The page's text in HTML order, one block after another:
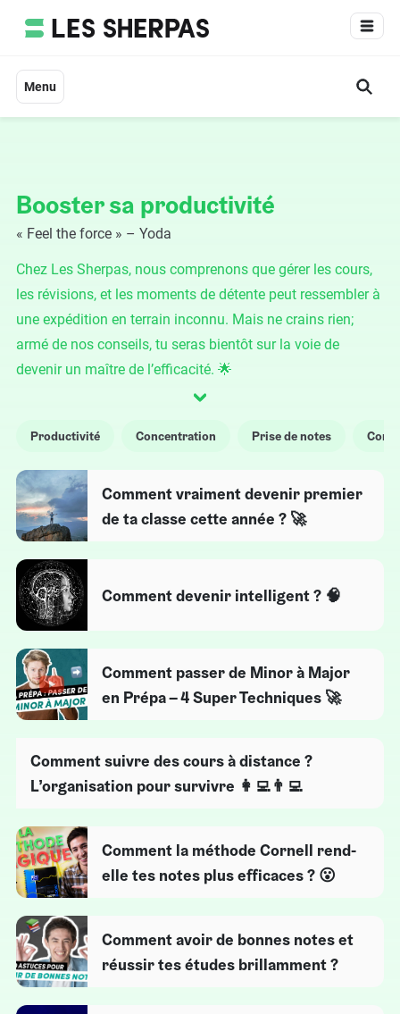
Menu
Booster sa productivité
« Feel the force » – Yoda
Chez Les Sherpas, nous comprenons que gérer les cours,
les révisions, et les moments de détente peut ressembler à
une expédition en terrain inconnu. Mais ne crains rien;
armé de nos conseils, tu seras bientôt sur la voie de
devenir un maître de l’efficacité. 🌟
Productivité Concentration Prise de notes
Comment vraiment devenir premier
de ta classe cette année ? 🚀
Comment devenir intelligent ? 🧠
Comment passer de Minor à Major
en Prépa – 4 Super Techniques 🚀
Comment suivre des cours à distance ?
L’organisation pour survivre 👩‍💻👨‍💻
Comment la méthode Cornell rend-
elle tes notes plus efficaces ? 😮
Comment avoir de bonnes notes et
réussir tes études brillamment ?